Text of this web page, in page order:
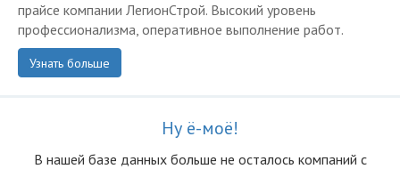
прайсе компании ЛегионСтрой. Высокий уровень
профессионализма, оперативное выполнение работ.
Узнать больше
Ну ё-моё!
В нашей базе данных больше не осталоcь компаний с